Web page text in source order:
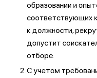
образовании и
соответствующих
к должности,
допустит
отборе.
С учетом